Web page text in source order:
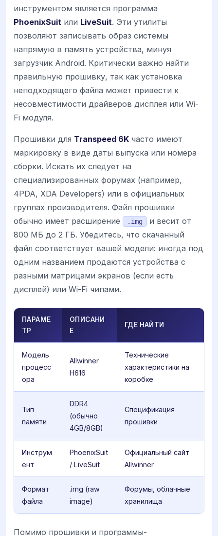
инструментом является программа
PhoenixSuit или LiveSuit. Эти утилиты
позволяют записывать образ системы
напрямую в память устройства, минуя
загрузчик Android. Критически важно найти
правильную прошивку, так как установка
неподходящего файла может привести к
несовместимости драйверов дисплея или Wi-
Fi модуля.
Прошивки для Transpeed 6K часто имеют
маркировку в виде даты выпуска или номера
сборки. Искать их следует на
специализированных форумах (например,
4PDA, XDA Developers) или в официальных
группах производителя. Файл прошивки
обычно имеет расширение
.img
и весит от
800 МБ до 2 ГБ. Убедитесь, что скачанный
файл соответствует вашей модели: иногда под
одним названием продаются устройства с
разными матрицами экранов (если есть
дисплей) или Wi-Fi чипами.
ПАРАМЕ
ТР
ОПИСАНИ
Е
ГДЕ НАЙТИ
Модель
процесс
ора
Allwinner
H616
Технические
характеристики на
коробке
Тип
памяти
DDR4
(обычно
4GB/8GB)
Спецификация
прошивки
Инструм
ент
PhoenixSuit
/ LiveSuit
Официальный сайт
Allwinner
Формат
файла
.img (raw
image)
Форумы, облачные
хранилища
Помимо прошивки и программы-